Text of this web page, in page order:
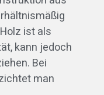
ist als
kann jedoch
Bei
man